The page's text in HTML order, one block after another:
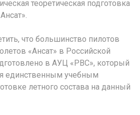
теоретическая подготовка
что большинство пилотов
«Ансат» в Российской
в АУЦ «РВС», который
единственным учебным
летного состава на данный